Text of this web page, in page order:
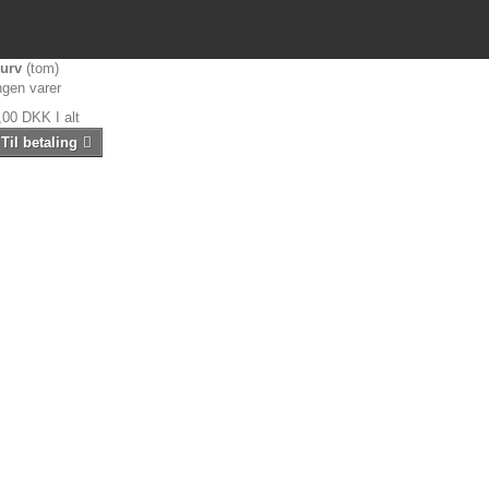
(tom)
varer
DKK
I alt
Til betaling